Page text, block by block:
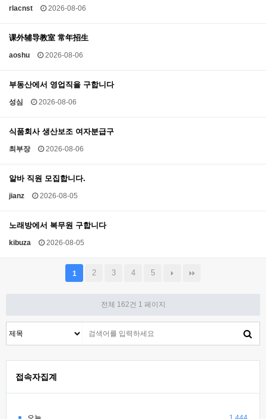
rlacnst 2026-08-06
课外辅导教室 常年招生
aoshu 2026-08-06
부동산에서 영업직을 구합니다
성심 2026-08-06
식품회사 생산보조 여자분급구
최부장 2026-08-06
알바 직원 모집합니다.
jianz 2026-08-05
노래방에서 복무원 구합니다
kibuza 2026-08-05
1 2 3 4 5
전체 162건 1 페이지
접속자집계